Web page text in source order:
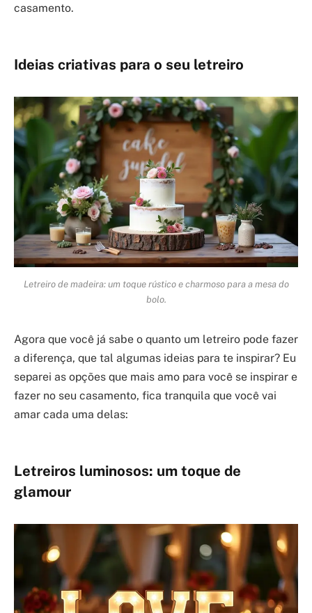
casamento.
Ideias criativas para o seu letreiro
Letreiro de madeira: um toque rústico e charmoso para a mesa do
bolo.
Agora que você já sabe o quanto um letreiro pode fazer
a diferença, que tal algumas ideias para te inspirar? Eu
separei as opções que mais amo para você se inspirar e
fazer no seu casamento, fica tranquila que você vai
amar cada uma delas:
Letreiros luminosos: um toque de
glamour